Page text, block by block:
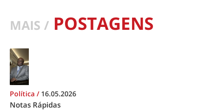
MAIS / POSTAGENS
Política / 16.05.2026
Notas Rápidas